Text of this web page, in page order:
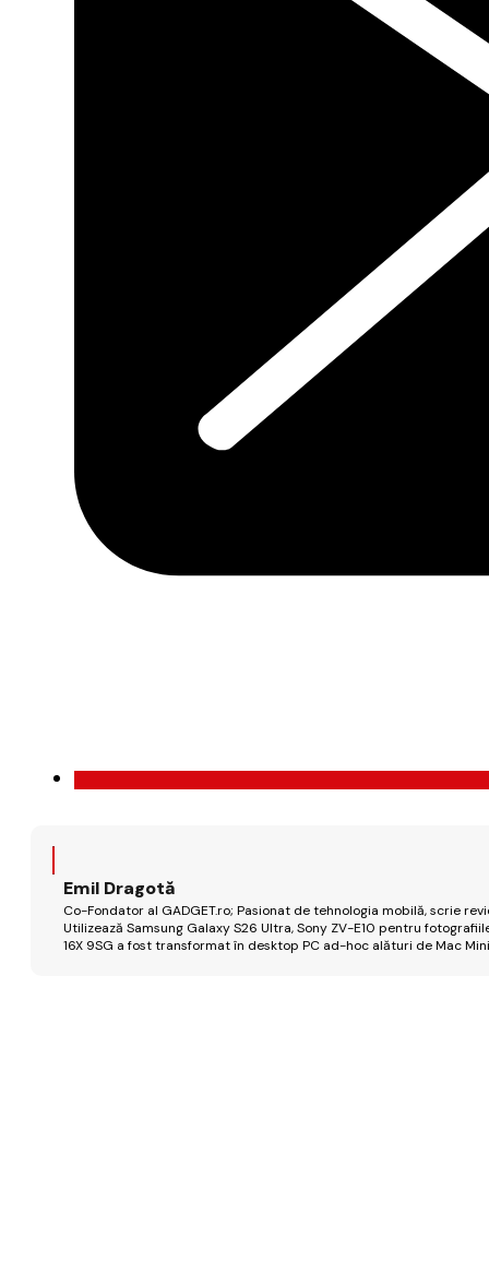
Emil Dragotă
Co-Fondator al GADGET.ro; Pasionat de tehnologia mobilă, scrie
Utilizează Samsung Galaxy S26 Ultra, Sony ZV-E10 pentru
16X 9SG a fost transformat în desktop PC ad-hoc alături de Mac